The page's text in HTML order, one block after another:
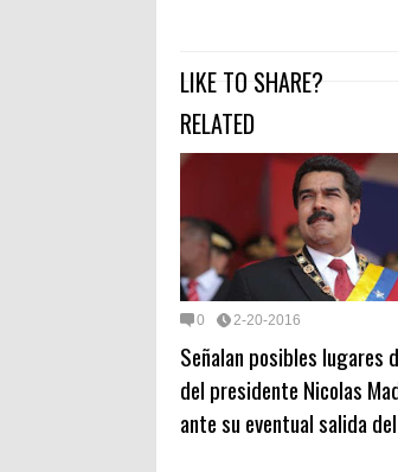
LIKE TO SHARE?
RELATED
0 2-20-2016
Señalan posibles lugares
del presidente Nicolas
ante su eventual salida